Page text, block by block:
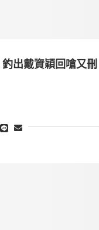
出戴資穎回嗆又刪